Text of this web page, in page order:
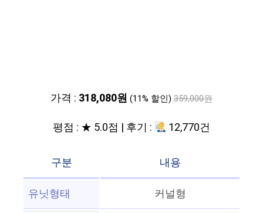
가격 : 318,080원 (11% 할인) 359,000원
평점 : ★ 5.0점 | 후기 : 12,770건
구분
내용
유닛형태
커널형